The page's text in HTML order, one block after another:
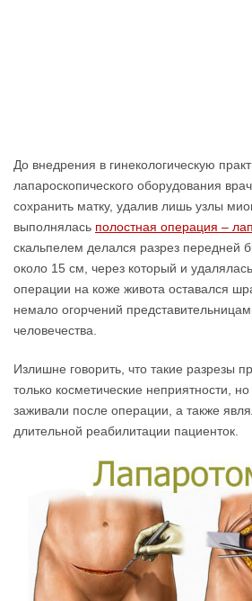
До внедрения в гинекологическую
лапароскопического оборудования
сохранить матку, удалив лишь узлы
выполнялась полостная операция –
скальпелем делался разрез передней
около 15 см, через который и
операции на коже живота оставался
немало огорчений
человечества.
Излишне говорить, что такие разрезы
только косметические неприятности,
заживали после операции, а также
длительной реабилитации пациенток.